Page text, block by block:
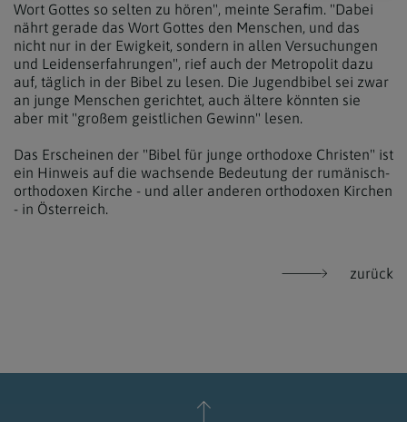
Wort Gottes so selten zu hören", meinte Serafim. "Dabei
nährt gerade das Wort Gottes den Menschen, und das
nicht nur in der Ewigkeit, sondern in allen Versuchungen
und Leidenserfahrungen", rief auch der Metropolit dazu
auf, täglich in der Bibel zu lesen. Die Jugendbibel sei zwar
an junge Menschen gerichtet, auch ältere könnten sie
aber mit "großem geistlichen Gewinn" lesen.
Das Erscheinen der "Bibel für junge orthodoxe Christen" ist
ein Hinweis auf die wachsende Bedeutung der rumänisch-
orthodoxen Kirche - und aller anderen orthodoxen Kirchen
- in Österreich.
zurück